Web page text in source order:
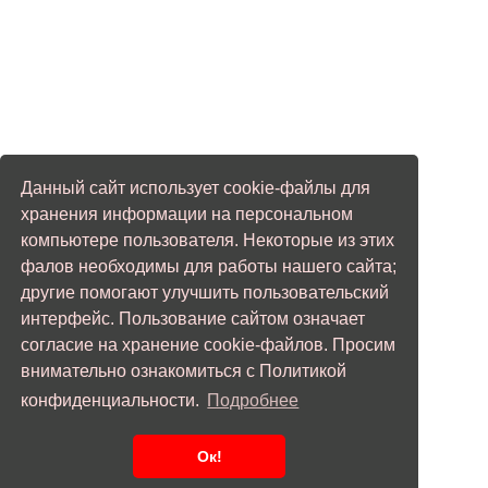
Данный сайт использует cookie-файлы для
хранения информации на персональном
компьютере пользователя. Некоторые из этих
фалов необходимы для работы нашего сайта;
другие помогают улучшить пользовательский
интерфейс. Пользование сайтом означает
согласие на хранение cookie-файлов. Просим
внимательно ознакомиться с Политикой
конфиденциальности. Подробнее
Ок!